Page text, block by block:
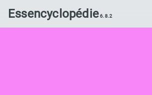
Essencyclopédie